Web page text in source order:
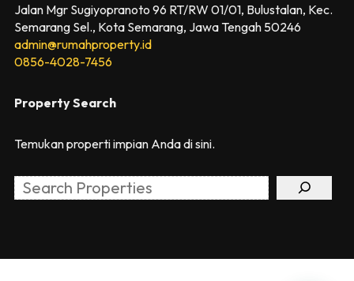
Jalan Mgr Sugiyopranoto 96 RT/RW 01/01, Bulustalan, Kec.
Semarang Sel., Kota Semarang, Jawa Tengah 50246
admin@rumahproperty.id
0856-4028-7456
Property Search
Temukan properti impian Anda di sini.
Search